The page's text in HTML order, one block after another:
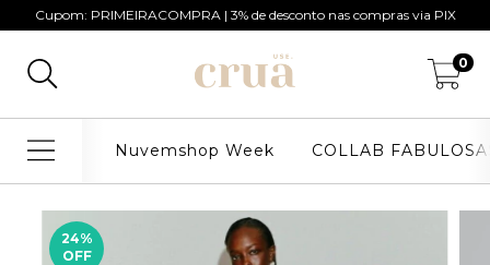
Cupom: PRIMEIRACOMPRA | 3% de desconto nas compras via PIX
0
Nuvemshop Week COLLAB
24%
OFF